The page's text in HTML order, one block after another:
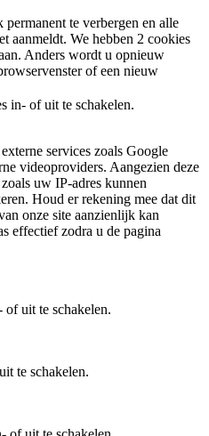
te verbergen en alle
aanmeldt. We hebben 2 cookies
Anders wordt u opnieuw
of een nieuw
in- of uit te schakelen.
services zoals Google
videoproviders. Aangezien deze
uw IP-adres kunnen
Houd er rekening mee dat dit
onze site aanzienlijk kan
effectief zodra u de pagina
uit te schakelen.
te schakelen.